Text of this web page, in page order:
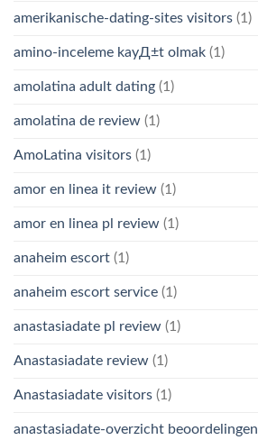
amerikanische-dating-sites visitors (1)
amino-inceleme kayД±t olmak (1)
amolatina adult dating (1)
amolatina de review (1)
AmoLatina visitors (1)
amor en linea it review (1)
amor en linea pl review (1)
anaheim escort (1)
anaheim escort service (1)
anastasiadate pl review (1)
Anastasiadate review (1)
Anastasiadate visitors (1)
anastasiadate-overzicht beoordelingen